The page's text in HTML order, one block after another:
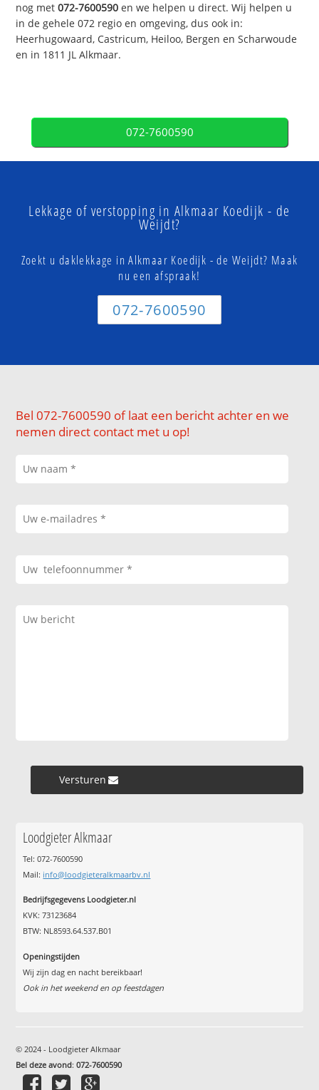
nog met072-7600590 en we helpen u direct. Wij helpen u
in de gehele 072 regio en omgeving, dus ook in:
Heerhugowaard, Castricum, Heiloo, Bergen en Scharwoude
en in 1811 JL Alkmaar.
072-7600590
Lekkage of verstopping in Alkmaar Koedijk - de
Weijdt?
Zoekt u daklekkage in Alkmaar Koedijk - de Weijdt? Maak
nu een afspraak!
072-7600590
Bel 072-7600590 of laat een bericht achter en we
nemen direct contact met u op!
Versturen »
Loodgieter Alkmaar
Tel: 072-7600590
Mail: info@loodgieteralkmaarbv.nl
Bedrijfsgegevens Loodgieter.nl
KVK: 73123684
BTW: NL8593.64.537.B01
Openingstijden
Wij zijn dag en nacht bereikbaar!
Ook in het weekend en op feestdagen
© 2024 - Loodgieter Alkmaar
Bel deze avond:072-7600590